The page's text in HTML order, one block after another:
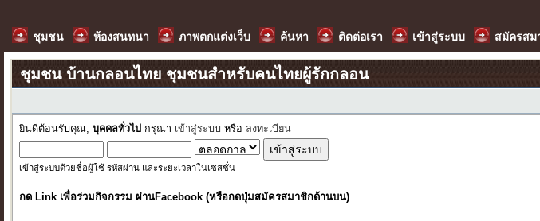
ชุมชน ห้องสนทนา ภาพตกแต่งเว็บ ค้นหา ติดต่อเรา เข้าสู่ระบบ สมัครสม
ชุมชน บ้านกลอนไทย ชุมชนสำหรับคนไทยผู้รักกลอน
ยินดีต้อนรับคุณ,บุคคลทั่วไป กรุณา เข้าสู่ระบบ หรือ ลงทะเบียน
เข้าสู่ระบบด้วยชื่อผู้ใช้ รหัสผ่าน และระยะเวลาในเซสชั่น
กด Link เพื่อร่วมกิจกรรม ผ่านFacebook (หรือกดปุ่มสมัครสมาชิกด้านบน)